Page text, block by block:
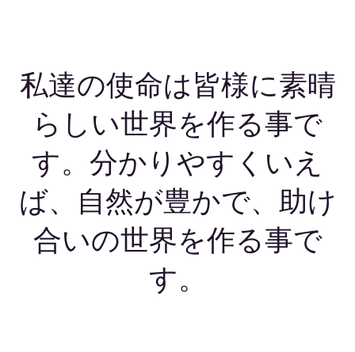
私達の使命は皆様に素晴
らしい世界を作る事で
す。分かりやすくいえ
ば、自然が豊かで、助け
合いの世界を作る事で
す。